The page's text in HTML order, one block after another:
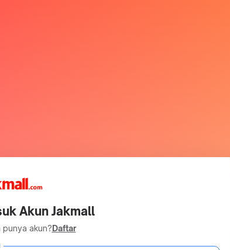
Akun Jakmall
punya akun?Daftar